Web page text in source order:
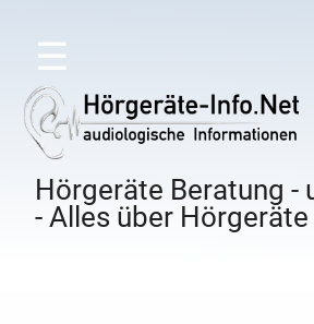
☰
Hörgeräte Beratung -
- Alles über Hörgeräte